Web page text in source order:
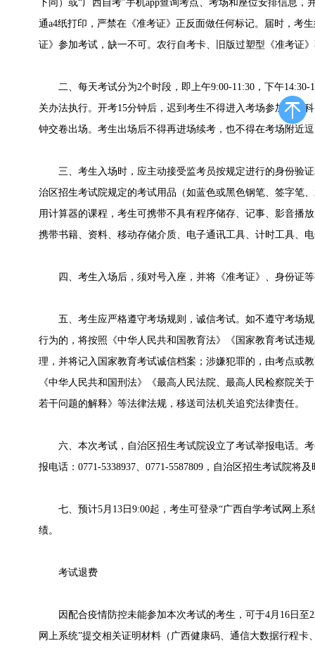
下同）或“广西自考”手机app查询考点、考场和座位安排信息，
通a4纸打印，严禁在《准考证》正反面做任何标记。届时，考
证》参加考试，缺一不可。农行自考卡、旧版过塑型《准考证
二、每天考试分为2个时段，即上午9:00-11:30，下午14:30-
关办法执行。开考15分钟后，迟到考生不得进入考场参加当次
钟交卷出场。考生出场后不得再进场续考，也不得在考场附近
三、考生入场时，应主动接受监考员按规定进行的身份验证
治区招生考试院规定的考试用品（如蓝色或黑色钢笔、签字笔
用计算器的课程，考生可携带不具有程序储存、记事、影音播
携带书籍、资料、移动存储介质、电子通讯工具、计时工具、
四、考生入场后，须对号入座，并将《准考证》、身份证等
五、考生应严格遵守考场规则，诚信考试。如不遵守考场规
行为的，将按照《中华人民共和国教育法》《国家教育考试违
理，并将记入国家教育考试诚信档案；涉嫌犯罪的，由考点或
《中华人民共和国刑法》《最高人民法院、最高人民检察院关
若干问题的解释》等法律法规，移送司法机关追究法律责任。
六、本次考试，自治区招生考试院设立了考试举报电话。考
报电话：0771-5338937、0771-5587809，自治区招生考试院将
七、预计5月13日9:00起，考生可登录“广西自学考试网上系
绩。
考试退费
因配合疫情防控未能参加本次考试的考生，可于4月16日至
网上系统”提交相关证明材料（广西健康码、通信大数据行程卡